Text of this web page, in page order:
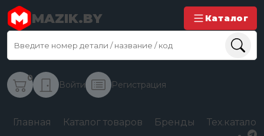
MAZIK.BY Каталог
0
Войти Регистрация
Главная Каталог товаров Бренды